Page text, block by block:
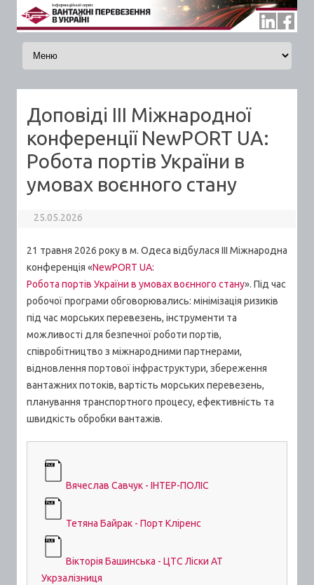
Skip to content
Доповіді III Міжнародної
конференції NewPORT UA:
Робота портів України в
умовах воєнного стану
25.05.2026
21 травня 2026 року в м. Одеса відбулася IІI Міжнародна
конференція «NewPORT UA:
Робота портів України в умовах воєнного стану». Під час
робочої програми обговорювались: мінімізація ризиків
під час морських перевезень, інструменти та
можливості для безпечної роботи портів,
співробітництво з міжнародними партнерами,
відновлення портової інфраструктури, збереження
вантажних потоків, вартість морських перевезень,
планування транспортного процесу, ефективність та
швидкість обробки вантажів.
Вячеслав Савчук - ІНТЕР-ПОЛІС
Тетяна Байрак - Порт Кліренс
Вікторія Башинська - ЦТС Ліски АТ
Укрзалізниця